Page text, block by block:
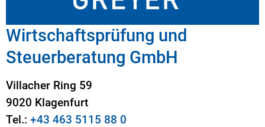
Wirtschaftsprüfung und
Steuer­beratung GmbH
Villacher Ring 59
9020 Klagenfurt
Tel.: +43 463 5115 88 0